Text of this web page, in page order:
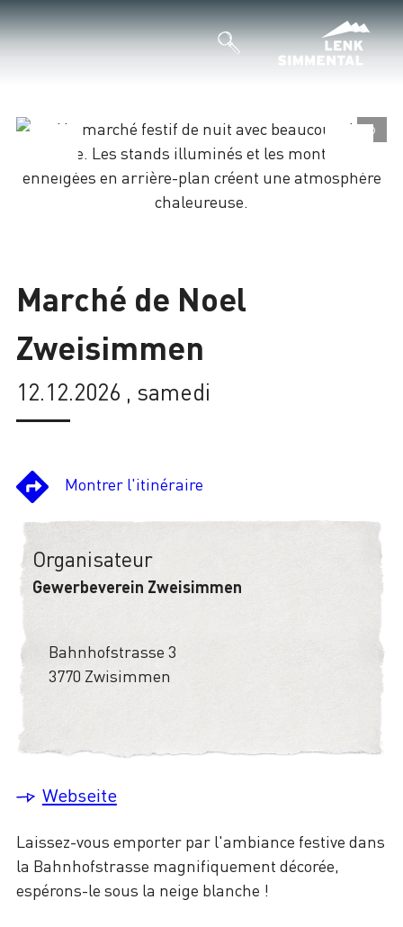
©
Chargement
Marché de Noel
Zweisimmen
12.12.2026 , samedi
Laissez-vous emporter par l'ambiance festive dans
la Bahnhofstrasse magnifiquement décorée,
espérons-le sous la neige blanche !
Montrer l'itinéraire
Organisateur
Gewerbeverein Zweisimmen
Bahnhofstrasse 3
3770 Zwisimmen
Webseite